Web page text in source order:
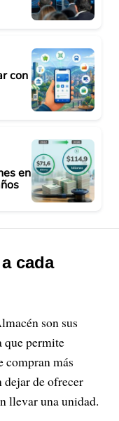
con
en
cada
son sus
que permite
compran más
dejar de ofrecer
llevar una unidad.